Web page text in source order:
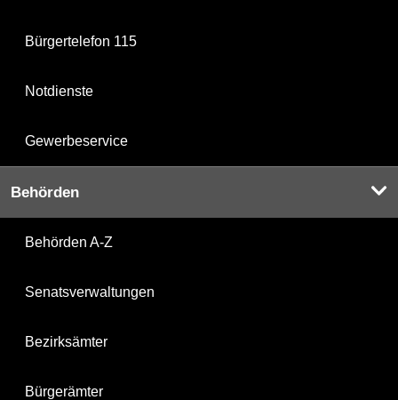
Bürgertelefon 115
Notdienste
Gewerbeservice
Behörden
Behörden A-Z
Senatsverwaltungen
Bezirksämter
Bürgerämter